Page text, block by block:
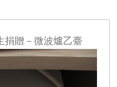
捐贈－微波爐乙臺